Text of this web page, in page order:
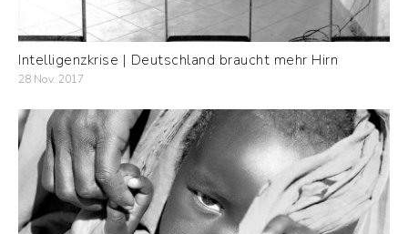
Intelligenzkrise | Deutschland braucht mehr Hirn
28 Nov. 2017